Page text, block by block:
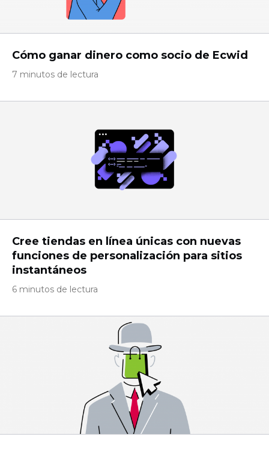
Cómo ganar dinero como socio de Ecwid
7 minutos de lectura
Cree tiendas en línea únicas con nuevas
funciones de personalización para sitios
instantáneos
6 minutos de lectura